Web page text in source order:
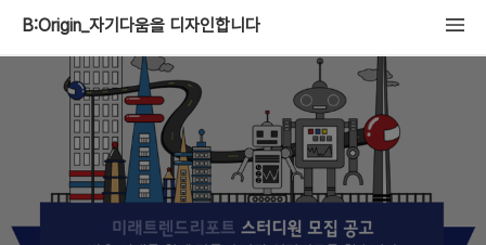
B:Origin_자기다움을 디자인합니다